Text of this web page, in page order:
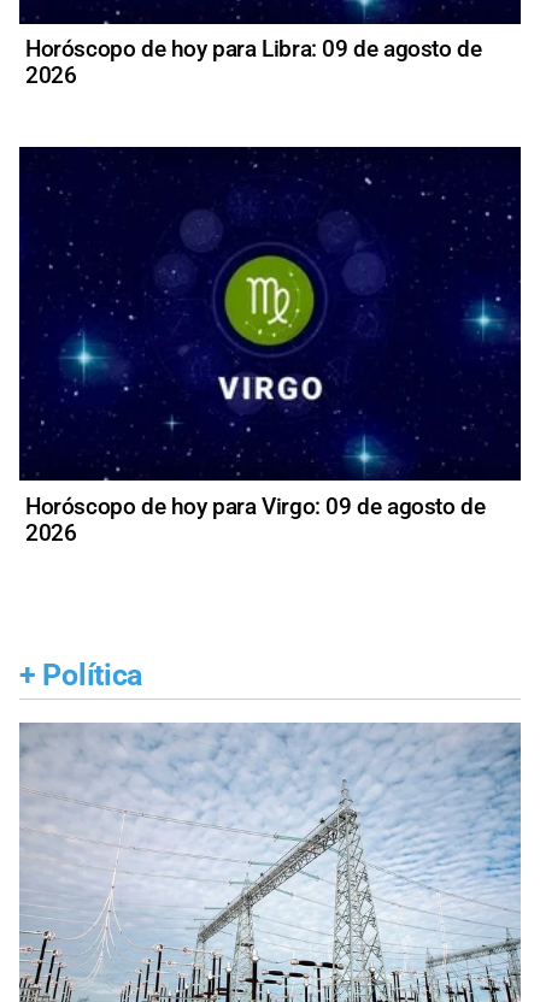
Horóscopo de hoy para Libra: 09 de agosto de
2026
Horóscopo de hoy para Virgo: 09 de agosto de
2026
+ Política